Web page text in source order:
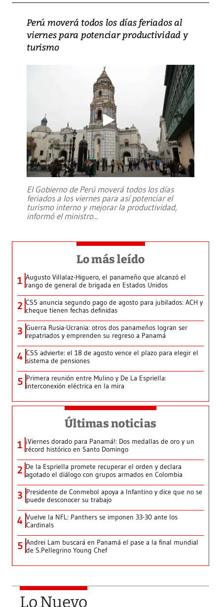
Perú moverá todos los días feriados al
viernes para potenciar productividad y
turismo
El Gobierno de Perú moverá todos los días
feriados a los viernes para así potenciar el
turismo interno y mejorar la productividad,
informó el ministro...
Lo más leído
1 Augusto Villalaz-Higuero, el panameño que alcanzó el
rango de general de brigada en Estados Unidos
2 CSS anuncia segundo pago de agosto para jubilados: ACH y
cheque tienen fechas definidas
3 Guerra Rusia-Ucrania: otros dos panameños logran ser
repatriados y emprenden su regreso a Panamá
4 CSS advierte: el 18 de agosto vence el plazo para elegir el
sistema de pensiones
5 Primera reunión entre Mulino y De La Espriella:
interconexión eléctrica en la mira
Últimas noticias
1 ¡Viernes dorado para Panamá!: Dos medallas de oro y un
récord histórico en Santo Domingo
2 De la Espriella promete recuperar el orden y declara
agotado el diálogo con grupos armados en Colombia
3 Presidente de Conmebol apoya a Infantino y dice que no se
puede desconocer su trabajo
4 Vuelve la NFL: Panthers se imponen 33-30 ante los
Cardinals
5 Andrei Lam buscará en Panamá el pase a la final mundial
de S.Pellegrino Young Chef
Lo Nuevo